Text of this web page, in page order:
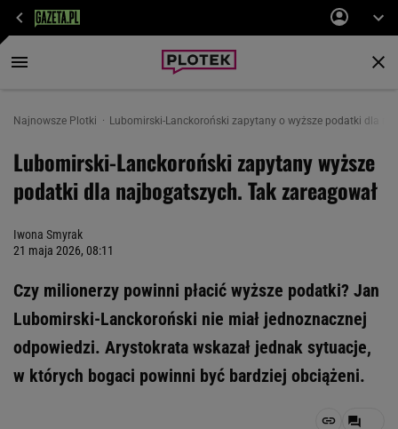
Najnowsze Plotki Lubomirski-Lanckoroński zapytany o wyższe podatki dla
Lubomirski-Lanckoroński zapytany wyższe
podatki dla najbogatszych. Tak zareagował
Iwona Smyrak
21 maja 2026, 08:11
Czy milionerzy powinni płacić wyższe podatki? Jan
Lubomirski-Lanckoroński nie miał jednoznacznej
odpowiedzi. Arystokrata wskazał jednak sytuacje,
w których bogaci powinni być bardziej obciążeni.